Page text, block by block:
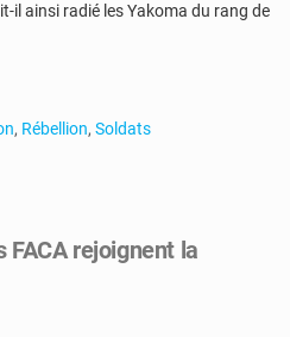
il ainsi radié les Yakoma du rang de
, Rébellion, Soldats
FACA rejoignent la